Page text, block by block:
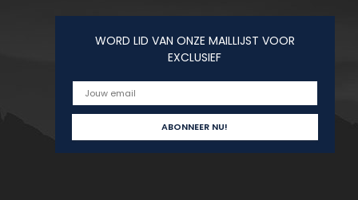
WORD LID VAN ONZE MAILLIJST VOOR
EXCLUSIEF